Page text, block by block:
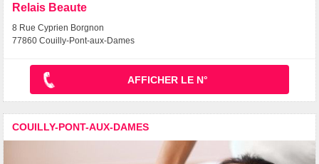
Relais Beaute
8 Rue Cyprien Borgnon
77860 Couilly-Pont-aux-Dames
AFFICHER LE N°
COUILLY-PONT-AUX-DAMES